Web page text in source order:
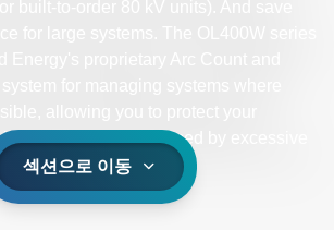
load from damage caused by excessive
섹션으로 이동